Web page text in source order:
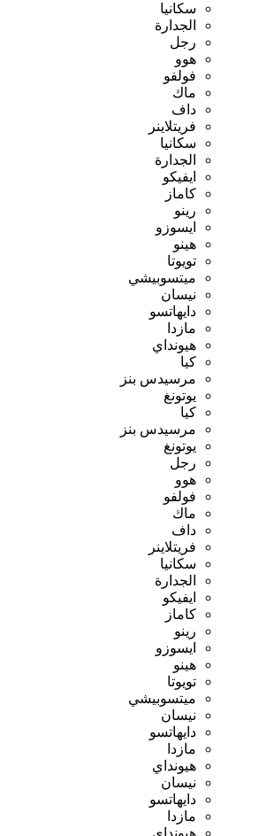
سكانيا
الجدارة
رجل
هوو
فولفو
ماك
داف
فريتلاينر
سكانيا
الجدارة
ايفيكو
كاماز
رينو
ايسوزو
هينو
تويوتا
ميتسوبيشي
نيسان
دايهاتسو
مازدا
هيونداي
كيا
مرسيدس بنز
يوتونغ
كيا
مرسيدس بنز
يوتونغ
رجل
هوو
فولفو
ماك
داف
فريتلاينر
سكانيا
الجدارة
ايفيكو
كاماز
رينو
ايسوزو
هينو
تويوتا
ميتسوبيشي
نيسان
دايهاتسو
مازدا
هيونداي
نيسان
دايهاتسو
مازدا
هيونداي